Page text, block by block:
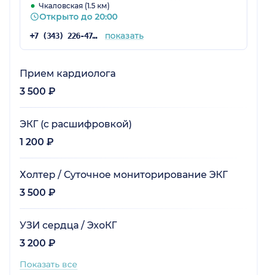
Чкаловская (1.5 км)
Открыто до 20:00
+7 (343) 226-47-61 показать
Прием кардиолога
3 500 ₽
ЭКГ (с расшифровкой)
1 200 ₽
Холтер / Суточное мониторирование ЭКГ
3 500 ₽
УЗИ сердца / ЭхоКГ
3 200 ₽
Показать все